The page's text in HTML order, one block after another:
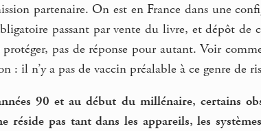
partenaire. On est en France dans une
passant par vente du livre, et dépôt de
protéger, pas de réponse pour autant. Voir
: il n’y a pas de vaccin préalable à ce genre de
90 et au début du millénaire, certains
réside pas tant dans les appareils, les